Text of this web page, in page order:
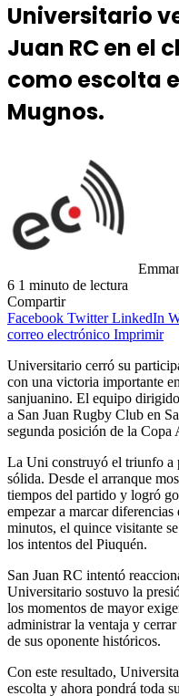
Universitario
Juan RC en el
como escolta
Mugnos.
6 1 minuto de lectura
Compartir
Facebook Twitter LinkedIn
correo electrónico Imprimir
Universitario cerró su
con una victoria importante
sanjuanino. El equipo
a San Juan Rugby Club en
segunda posición de la Copa
La Uni construyó el triunfo a
sólida. Desde el arranque
tiempos del partido y logró
empezar a marcar
minutos, el quince visitante
los intentos del Piuquén.
San Juan RC intentó
Universitario sostuvo la
los momentos de mayor
administrar la ventaja y
de sus oponente históricos.
Con este resultado,
escolta y ahora pondrá toda